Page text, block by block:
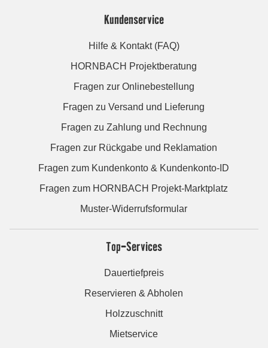
Kundenservice
Hilfe & Kontakt (FAQ)
HORNBACH Projektberatung
Fragen zur Onlinebestellung
Fragen zu Versand und Lieferung
Fragen zu Zahlung und Rechnung
Fragen zur Rückgabe und Reklamation
Fragen zum Kundenkonto & Kundenkonto-ID
Fragen zum HORNBACH Projekt-Marktplatz
Muster-Widerrufsformular
Top-Services
Dauertiefpreis
Reservieren & Abholen
Holzzuschnitt
Mietservice